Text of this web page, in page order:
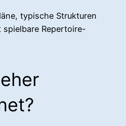
typische Strukturen
spielbare Repertoire-